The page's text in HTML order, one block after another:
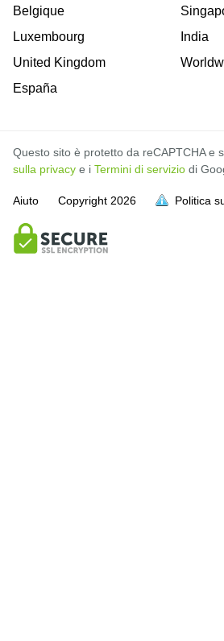
Belgique
Luxembourg
United Kingdom
España
India
Questo sito è protetto da reCAPTCHA e
sulla privacy e i Termini di servizio di
Aiuto Copyright 2026 Politica